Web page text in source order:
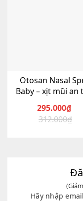
Otosan Nasal
Baby – xịt mũi an
312.000₫
Giá
295.000₫
Giá
(Giảm
Hãy nhập